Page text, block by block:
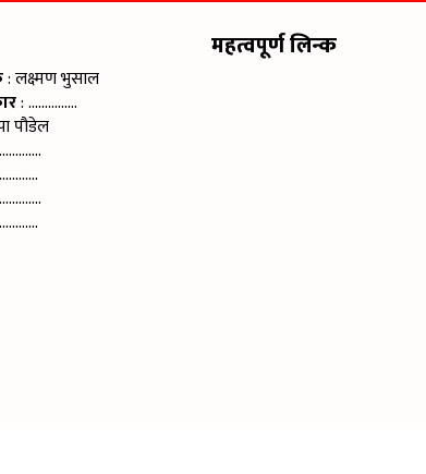
: लक्ष्मण भुसाल
: ……………
पौडेल
महत्वपूर्ण लिन्क